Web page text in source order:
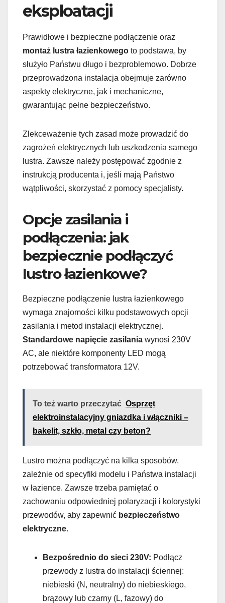
eksploatacji
Prawidłowe i bezpieczne podłączenie oraz
montaż lustra łazienkowego to podstawa, by
służyło Państwu długo i bezproblemowo. Dobrze
przeprowadzona instalacja obejmuje zarówno
aspekty elektryczne, jak i mechaniczne,
gwarantując pełne bezpieczeństwo.
Zlekceważenie tych zasad może prowadzić do
zagrożeń elektrycznych lub uszkodzenia samego
lustra. Zawsze należy postępować zgodnie z
instrukcją producenta i, jeśli mają Państwo
wątpliwości, skorzystać z pomocy specjalisty.
Opcje zasilania i
podłączenia: jak
bezpiecznie podłączyć
lustro łazienkowe?
Bezpieczne podłączenie lustra łazienkowego
wymaga znajomości kilku podstawowych opcji
zasilania i metod instalacji elektrycznej.
Standardowe napięcie zasilania wynosi 230V
AC, ale niektóre komponenty LED mogą
potrzebować transformatora 12V.
To też warto przeczytać Osprzęt
elektroinstalacyjny gniazdka i włączniki –
bakelit, szkło, metal czy beton?
Lustro można podłączyć na kilka sposobów,
zależnie od specyfiki modelu i Państwa instalacji
w łazience. Zawsze trzeba pamiętać o
zachowaniu odpowiedniej polaryzacji i kolorystyki
przewodów, aby zapewnić bezpieczeństwo
elektryczne.
Bezpośrednio do sieci 230V: Podłącz
przewody z lustra do instalacji ściennej:
niebieski (N, neutralny) do niebieskiego,
brązowy lub czarny (L, fazowy) do